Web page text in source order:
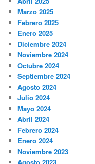
Marzo 2025
Febrero 2025
Enero 2025
Diciembre 2024
Noviembre 2024
Octubre 2024
Septiembre 2024
Agosto 2024
Julio 2024
Mayo 2024
Abril 2024
Febrero 2024
Enero 2024
Noviembre 2023
Agosto 2023